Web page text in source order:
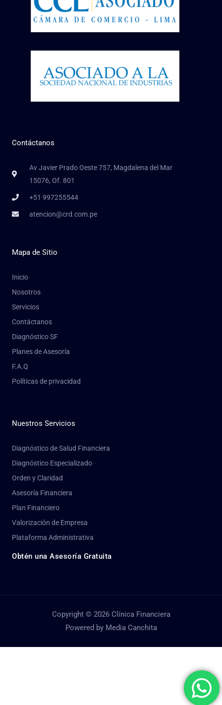
Contáctanos
Av Javier Prado Oeste 757, Magdalena del Mar
15076, Of. 801
+51 997255544
atencion@crd.com.pe
Mapa de Sitio
Inicio
Nosotros
Servicios
Contáctanos
Diagnóstico SF
Planes de Asesoría
F.A.Q
Políticas de privacidad
Nuestros Servicios
Diagnóstico de Salud Financiera
Diagnóstico Especializado
Orden y Claridad
Asesoría Financiera
Plan Financiero
Valorización de Empresa
Plataforma Administrativa
Obtén una Asesoría Gratuita
Copyright © 2026 Clínica Financiera
Powered by Media Canchita